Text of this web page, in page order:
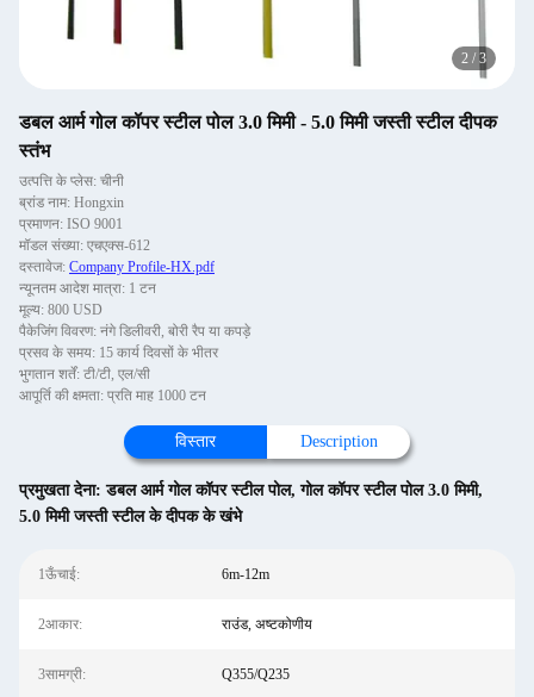
2 / 3
डबल आर्म गोल कॉपर स्टील पोल 3.0 मिमी - 5.0 मिमी जस्ती स्टील दीपक
स्तंभ
उत्पत्ति के प्लेस: चीनी
ब्रांड नाम: Hongxin
प्रमाणन: ISO 9001
मॉडल संख्या: एचएक्स-612
दस्तावेज: Company Profile-HX.pdf
न्यूनतम आदेश मात्रा: 1 टन
मूल्य: 800 USD
पैकेजिंग विवरण: नंगे डिलीवरी, बोरी रैप या कपड़े
प्रसव के समय: 15 कार्य दिवसों के भीतर
भुगतान शर्तें: टी/टी, एल/सी
आपूर्ति की क्षमता: प्रति माह 1000 टन
विस्तार Description
प्रमुखता देना:डबल आर्म गोल कॉपर स्टील पोल,गोल कॉपर स्टील पोल 3.0 मिमी,
5.0 मिमी जस्ती स्टील के दीपक के खंभे
1ऊँचाई: 6m-12m
2आकार: राउंड, अष्टकोणीय
3सामग्री: Q355/Q235